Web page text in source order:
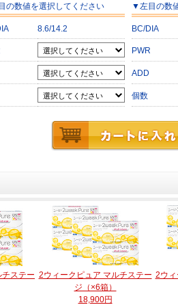
の数値を選択してください
8.6/14.2
▼左目の数
BC/DIA
PWR
ADD
個数
ステー 2ウィークピュア マルチステー
ジ（×6箱）
18,900円
2ウ